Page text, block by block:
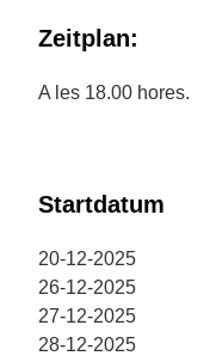
Zeitplan:
A les 18.00 hores.
Startdatum
20-12-2025
26-12-2025
27-12-2025
28-12-2025